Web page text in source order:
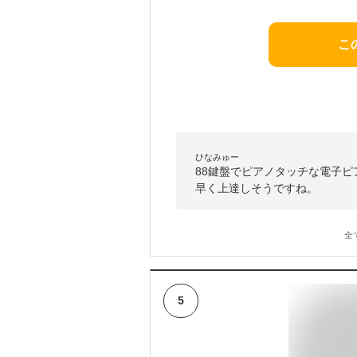
こ
ひなみゅー
88鍵盤でピアノタッチな電子
早く上達しそうですね。
全
5